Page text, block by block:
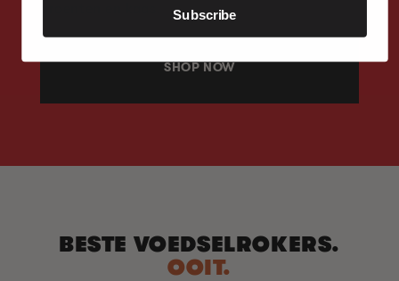
SHOP NOW
BESTE VOEDSELROKERS.
OOIT.
Subscribe